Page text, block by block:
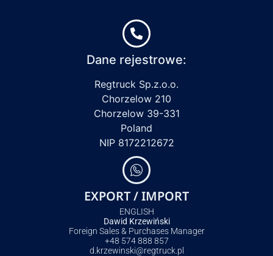
Dane rejestrowe:
Regtruck Sp.z.o.o.
Chorzelow 210
Chorzelow 39-331
Poland
NIP 8172212672
EXPORT / IMPORT
ENGLISH
Dawid Krzewiński
Foreign Sales & Purchases Manager
+48 574 888 857
d.krzewinski@regtruck.pl